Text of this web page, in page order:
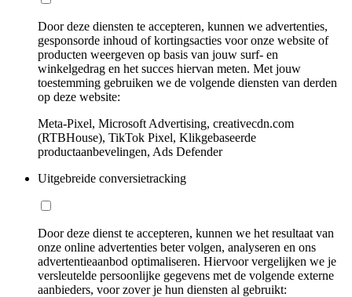
Door deze diensten te accepteren, kunnen we advertenties,
gesponsorde inhoud of kortingsacties voor onze website of
producten weergeven op basis van jouw surf- en
winkelgedrag en het succes hiervan meten. Met jouw
toestemming gebruiken we de volgende diensten van derden
op deze website:
Meta-Pixel, Microsoft Advertising, creativecdn.com
(RTBHouse), TikTok Pixel, Klikgebaseerde
productaanbevelingen, Ads Defender
Uitgebreide conversietracking
Door deze dienst te accepteren, kunnen we het resultaat van
onze online advertenties beter volgen, analyseren en ons
advertentieaanbod optimaliseren. Hiervoor vergelijken we je
versleutelde persoonlijke gegevens met de volgende externe
aanbieders, voor zover je hun diensten al gebruikt: